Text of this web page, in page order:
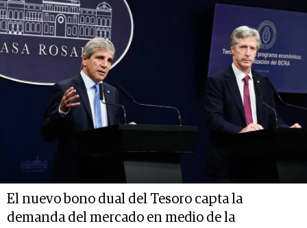
El nuevo bono dual del Tesoro capta la
demanda del mercado en medio de la